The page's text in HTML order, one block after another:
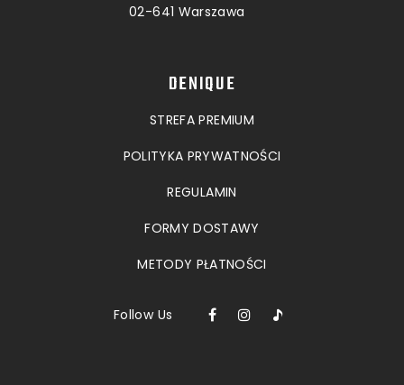
02-641 Warszawa
DENIQUE
STREFA PREMIUM
POLITYKA PRYWATNOŚCI
REGULAMIN
FORMY DOSTAWY
METODY PŁATNOŚCI
Follow Us